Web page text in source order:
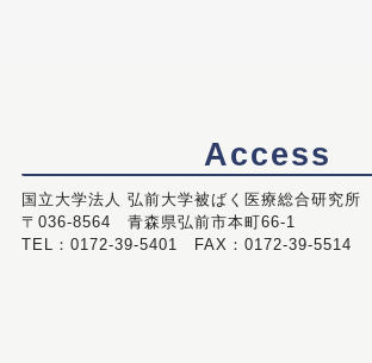
Access
国立大学法人 弘前大学被ばく医療総合研究所
〒036-8564 青森県弘前市本町66-1
TEL：0172-39-5401 FAX：0172-39-5514